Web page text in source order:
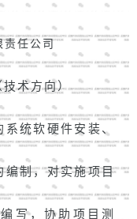
责任公司
术方向）
统软硬件安装、
制，对实施项目
写，协助项目测